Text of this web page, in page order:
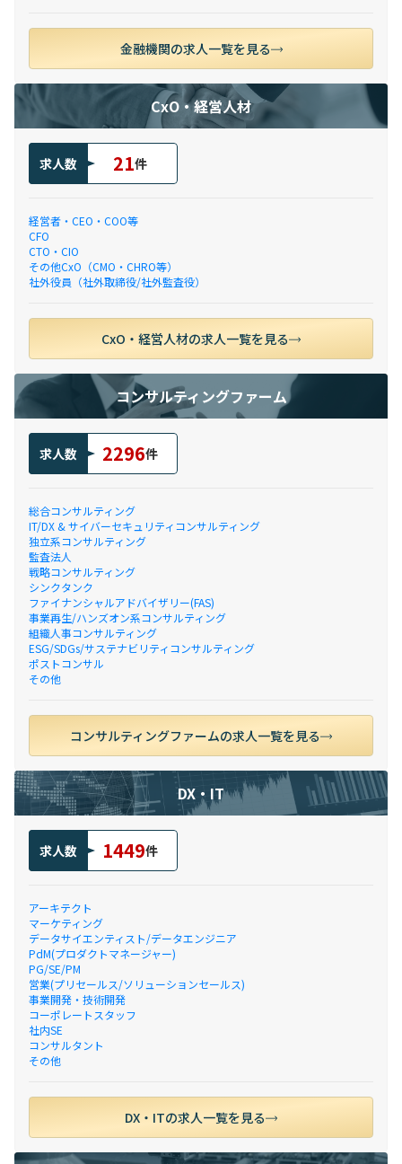
金融機関の求人一覧を見る
CxO・経営人材
求人数 21件
経営者・CEO・COO等
CFO
CTO・CIO
その他CxO（CMO・CHRO等）
社外役員（社外取締役/社外監査役）
CxO・経営人材の求人一覧を見る
コンサルティングファーム
求人数 2296件
総合コンサルティング
IT/DX & サイバーセキュリティコンサルティング
独立系コンサルティング
監査法人
戦略コンサルティング
シンクタンク
ファイナンシャルアドバイザリー(FAS)
事業再生/ハンズオン系コンサルティング
組織人事コンサルティング
ESG/SDGs/サステナビリティコンサルティング
ポストコンサル
その他
コンサルティングファームの求人一覧を見る
DX・IT
求人数 1449件
アーキテクト
マーケティング
データサイエンティスト/データエンジニア
PdM(プロダクトマネージャー)
PG/SE/PM
営業(プリセールス/ソリューションセールス)
事業開発・技術開発
コーポレートスタッフ
社内SE
コンサルタント
その他
DX・ITの求人一覧を見る